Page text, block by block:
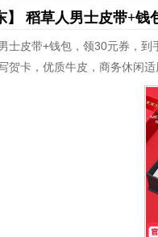
】 稻草人男士皮带+钱
士皮带+钱包，领30元券，到
贺卡，优质牛皮，商务休闲